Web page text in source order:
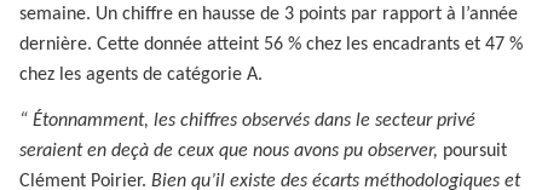
semaine. Un chiffre en hausse de 3 points par rapport à l’année
dernière. Cette donnée atteint 56 % chez les encadrants et 47 %
chez les agents de catégorie A.
“ Étonnamment, les chiffres observés dans le secteur privé
seraient en deçà de ceux que nous avons pu observer, poursuit
Clément Poirier. Bien qu’il existe des écarts méthodologiques et